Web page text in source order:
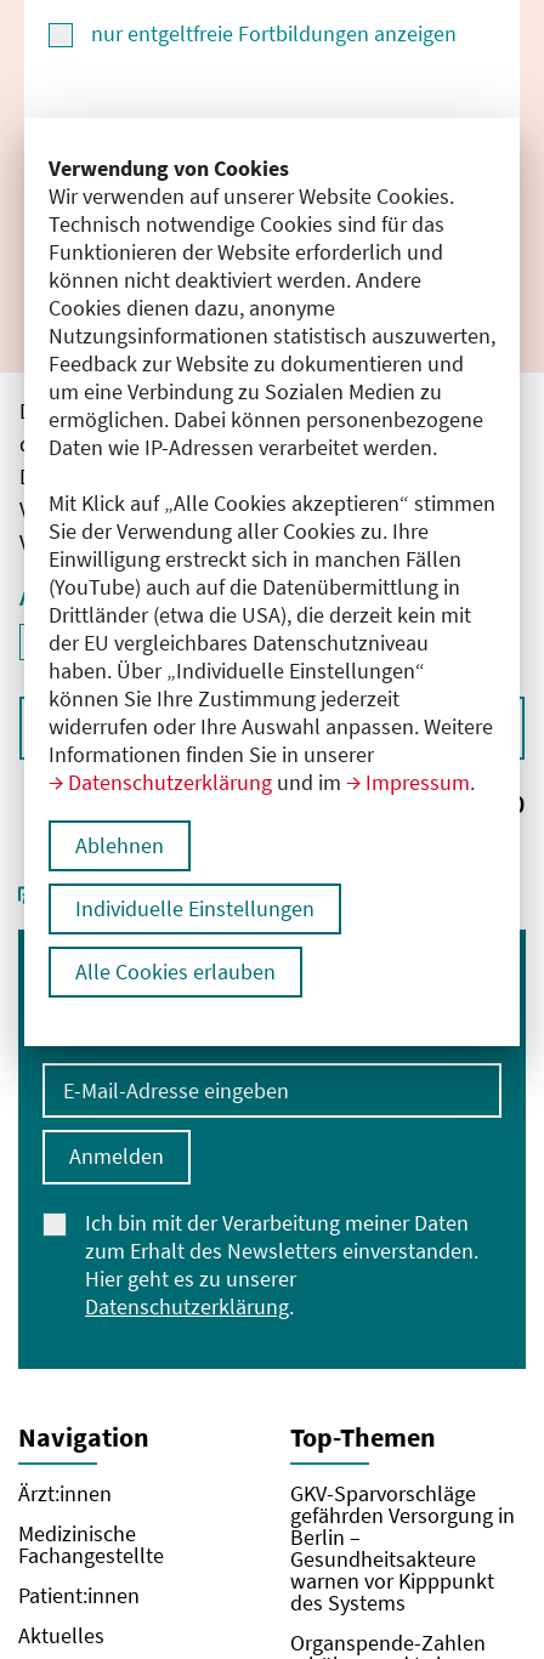
Verwendung von Cookies
Wir verwenden auf unserer Website Cookies.
Technisch notwendige Cookies sind für das
Funktionieren der Website erforderlich und
können nicht deaktiviert werden. Andere
Cookies dienen dazu, anonyme
Nutzungsinformationen statistisch auszuwerten,
Feedback zur Website zu dokumentieren und
um eine Verbindung zu Sozialen Medien zu
ermöglichen. Dabei können personenbezogene
Daten wie IP-Adressen verarbeitet werden.
Mit Klick auf „Alle Cookies akzeptieren“ stimmen
Sie der Verwendung aller Cookies zu. Ihre
Einwilligung erstreckt sich in manchen Fällen
(YouTube) auch auf die Datenübermittlung in
Drittländer (etwa die USA), die derzeit kein mit
der EU vergleichbares Datenschutzniveau
haben. Über „Individuelle Einstellungen“
können Sie Ihre Zustimmung jederzeit
widerrufen oder Ihre Auswahl anpassen. Weitere
Informationen finden Sie in unserer
Datenschutzerklärung und im Impressum.
Ablehnen
Individuelle Einstellungen
Alle Cookies erlauben
nur entgeltfreie Fortbildungen anzeigen
Filter zurücksetzen
Ergebnisse drucken
Die hier aufgeführten Veranstaltungen entsprechen
den unmittelbar vom Veranstalter getätigten Angaben.
Die Ärztekammer Berlin übernimmt keine
Verantwortung für den Inhalt, die Haftung obliegt dem
Veranstalter.
Aktive Filter
Filter
ID: ANT-2600661
deaktivieren und Suchergebnisse neu laden
Sortieren nach
Ergebnisse: 0
Immer informiert bleiben
E-Mail-Adresse eingeben
Ich bin mit der Verarbeitung meiner Daten
zum Erhalt des Newsletters einverstanden.
Hier geht es zu unserer
Datenschutzerklärung.
Anmelden
Navigation
Ärzt:innen
Medizinische
Fachangestellte
Patient:innen
Aktuelles
Top-Themen
GKV-Sparvorschläge
gefährden Versorgung in
Berlin –
Gesundheitsakteure
warnen vor Kipppunkt
des Systems
Organspende-Zahlen